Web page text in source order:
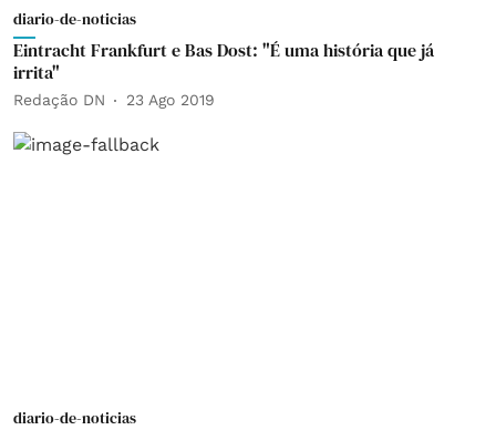
diario-de-noticias
Eintracht Frankfurt e Bas Dost: "É uma história que já
irrita"
Redação DN 23 Ago 2019
diario-de-noticias